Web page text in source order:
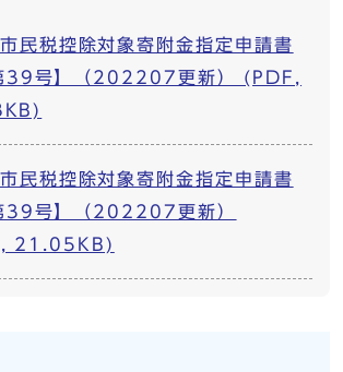
民税控除対象寄附金指定申請書
39号】（202207更新） (PDF,
民税控除対象寄附金指定申請書
39号】（202207更新）
21.05KB)